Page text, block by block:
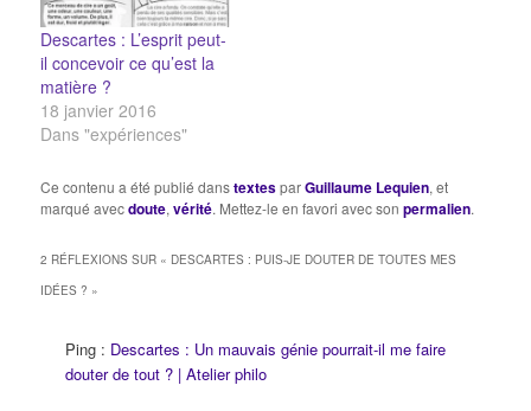
Descartes : L’esprit peut-
il concevoir ce qu’est la
matière ?
18 janvier 2016
Dans "expériences"
Ce contenu a été publié danstextesparGuillaume Lequien, et
marqué avecdoute,vérité. Mettez-le en favori avec sonpermalien.
2 RÉFLEXIONS SUR « DESCARTES : PUIS-JE DOUTER DE TOUTES MES
IDÉES ? »
Ping : Descartes : Un mauvais génie pourrait-il me faire
douter de tout ? | Atelier philo